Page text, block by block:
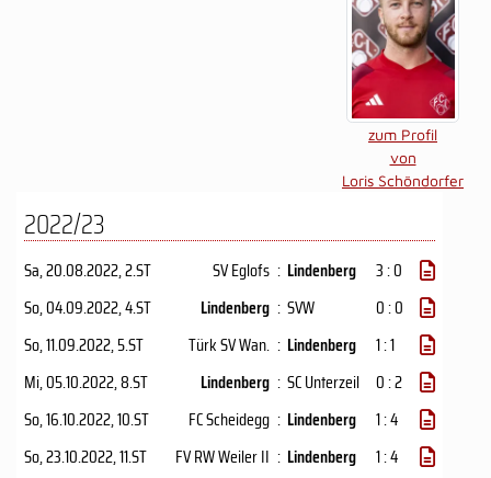
zum Profil
von
Loris Schöndorfer
2022/23
Sa, 20.08.2022, 2.ST SV Eglofs : Lindenberg
3 : 0
So, 04.09.2022, 4.ST Lindenberg : SVW
0 : 0
So, 11.09.2022, 5.ST Türk SV Wan. : Lindenberg
1 : 1
Mi, 05.10.2022, 8.ST Lindenberg : SC Unterzeil 0 : 2
So, 16.10.2022, 10.ST FC Scheidegg : Lindenberg
1 : 4
So, 23.10.2022, 11.ST FV RW Weiler II : Lindenberg 1 : 4